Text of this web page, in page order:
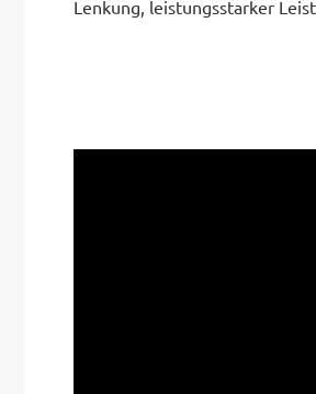
Lenkung, leistungsstarker